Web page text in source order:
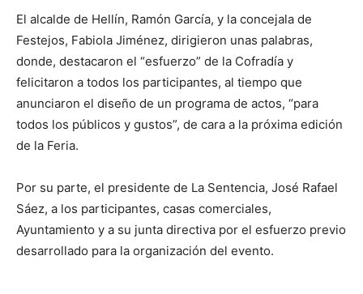
El alcalde de Hellín, Ramón García, y la concejala de
Festejos, Fabiola Jiménez, dirigieron unas palabras,
donde, destacaron el “esfuerzo” de la Cofradía y
felicitaron a todos los participantes, al tiempo que
anunciaron el diseño de un programa de actos, “para
todos los públicos y gustos”, de cara a la próxima edición
de la Feria.
Por su parte, el presidente de La Sentencia, José Rafael
Sáez, a los participantes, casas comerciales,
Ayuntamiento y a su junta directiva por el esfuerzo previo
desarrollado para la organización del evento.